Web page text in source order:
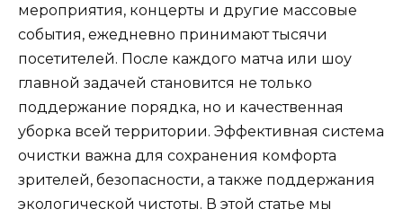
мероприятия, концерты и другие массовые
события, ежедневно принимают тысячи
посетителей. После каждого матча или шоу
главной задачей становится не только
поддержание порядка, но и качественная
уборка всей территории. Эффективная система
очистки важна для сохранения комфорта
зрителей, безопасности, а также поддержания
экологической чистоты. В этой статье мы